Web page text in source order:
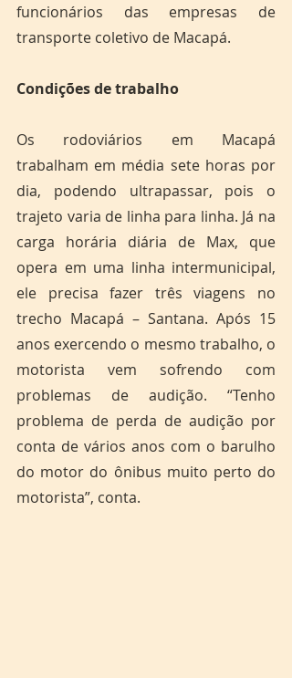
funcionários das empresas de
transporte coletivo de Macapá.
Condições de trabalho
Os rodoviários em Macapá
trabalham em média sete horas por
dia, podendo ultrapassar, pois o
trajeto varia de linha para linha. Já na
carga horária diária de Max, que
opera em uma linha intermunicipal,
ele precisa fazer três viagens no
trecho Macapá – Santana. Após 15
anos exercendo o mesmo trabalho, o
motorista vem sofrendo com
problemas de audição. “Tenho
problema de perda de audição por
conta de vários anos com o barulho
do motor do ônibus muito perto do
motorista”, conta.